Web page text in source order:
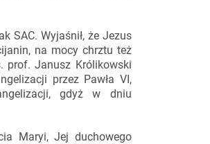
SAC. Wyjaśnił, że Jezus
na mocy chrztu też
prof. Janusz Królikowski
przez Pawła VI,
gdyż w dniu
Maryi, Jej duchowego